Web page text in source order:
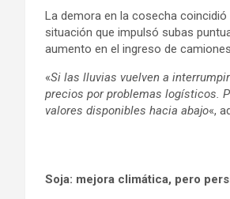
La demora en la cosecha
situación que impulsó subas
aumento en el ingreso de
«Si las lluvias vuelven a
precios por problemas logísticos.
valores disponibles hacia abajo«,
Soja: mejora climática, pero